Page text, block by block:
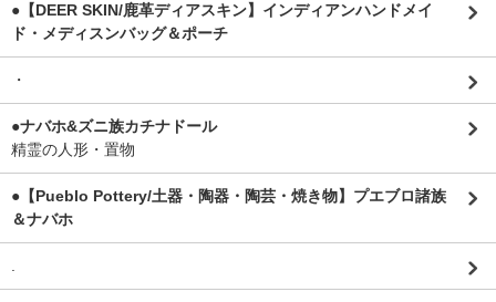
●【DEER SKIN/鹿革ディアスキン】インディアンハンドメイ
ド・メディスンバッグ＆ポーチ
・
●ナバホ&ズニ族カチナドール
精霊の人形・置物
●【Pueblo Pottery/土器・陶器・陶芸・焼き物】プエブロ諸族
＆ナバホ